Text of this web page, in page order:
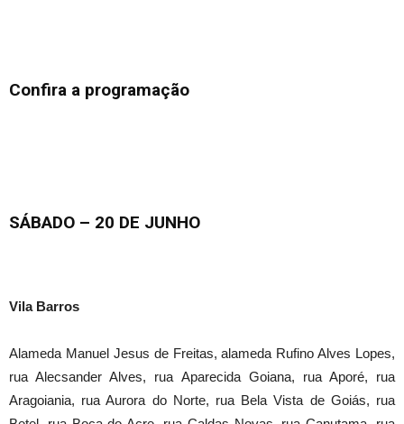
Confira a programação
SÁBADO – 20 DE JUNHO
Vila Barros
Alameda Manuel Jesus de Freitas, alameda Rufino Alves Lopes,
rua Alecsander Alves, rua Aparecida Goiana, rua Aporé, rua
Aragoiania, rua Aurora do Norte, rua Bela Vista de Goiás, rua